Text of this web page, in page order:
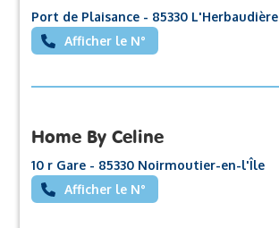
Port de Plaisance - 85330 L'Herbaudière
Afficher le N°
Home By Celine
10 r Gare - 85330 Noirmoutier-en-l'Île
Afficher le N°